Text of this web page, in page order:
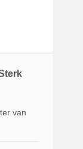
van